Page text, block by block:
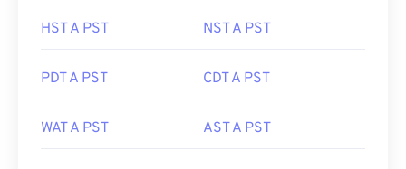
HST A PST NST A PST
PDT A PST CDT A PST
WAT A PST AST A PST